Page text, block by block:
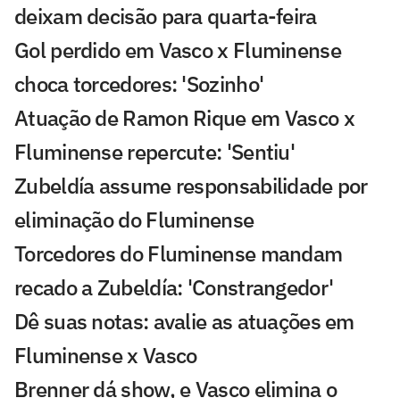
deixam decisão para quarta-feira
Gol perdido em Vasco x Fluminense
choca torcedores: 'Sozinho'
Atuação de Ramon Rique em Vasco x
Fluminense repercute: 'Sentiu'
Zubeldía assume responsabilidade por
eliminação do Fluminense
Torcedores do Fluminense mandam
recado a Zubeldía: 'Constrangedor'
Dê suas notas: avalie as atuações em
Fluminense x Vasco
Brenner dá show, e Vasco elimina o